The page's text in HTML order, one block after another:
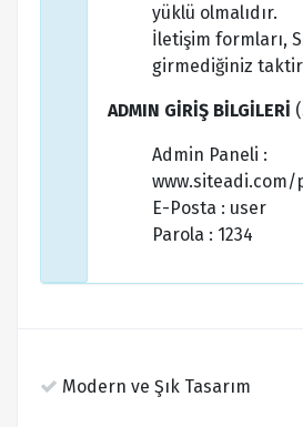
yüklü olmalıdır.
İletişim formları,
girmediğiniz
ADMIN GİRİŞ BİLGİLERİ
Admin Paneli :
www.siteadi.com/
E-Posta : user
Parola : 1234
Modern ve Şık Tasarım